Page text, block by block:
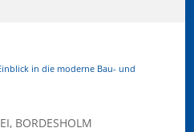
in die moderne Bau- und
BORDESHOLM